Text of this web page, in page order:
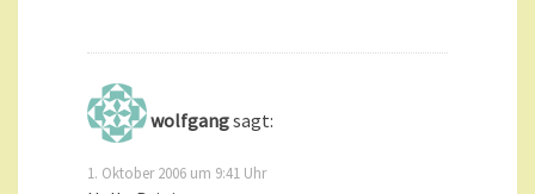
wolfgangsagt:
1. Oktober 2006 um 9:41 Uhr